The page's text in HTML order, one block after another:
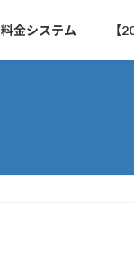
料金システム 【